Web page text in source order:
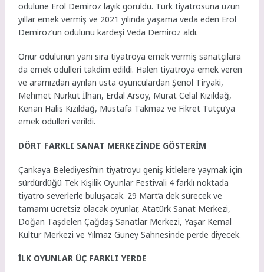
ödülüne Erol Demiröz layık görüldü. Türk tiyatrosuna uzun
yıllar emek vermiş ve 2021 yılında yaşama veda eden Erol
Demiröz’ün ödülünü kardeşi Veda Demiröz aldı.
Onur ödülünün yanı sıra tiyatroya emek vermiş sanatçılara
da emek ödülleri takdim edildi. Halen tiyatroya emek veren
ve aramızdan ayrılan usta oyunculardan Şenol Tiryaki,
Mehmet Nurkut İlhan, Erdal Arsoy, Murat Celal Kızıldağ,
Kenan Halis Kızıldağ, Mustafa Takmaz ve Fikret Tutçu’ya
emek ödülleri verildi.
DÖRT FARKLI SANAT MERKEZİNDE GÖSTERİM
Çankaya Belediyesi’nin tiyatroyu geniş kitlelere yaymak için
sürdürdüğü Tek Kişilik Oyunlar Festivali 4 farklı noktada
tiyatro severlerle buluşacak. 29 Mart’a dek sürecek ve
tamamı ücretsiz olacak oyunlar, Atatürk Sanat Merkezi,
Doğan Taşdelen Çağdaş Sanatlar Merkezi, Yaşar Kemal
Kültür Merkezi ve Yılmaz Güney Sahnesinde perde diyecek.
İLK OYUNLAR ÜÇ FARKLI YERDE